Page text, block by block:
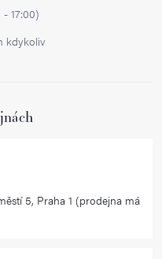
17:00)
kdykoliv
5, Praha 1 (prodejna má